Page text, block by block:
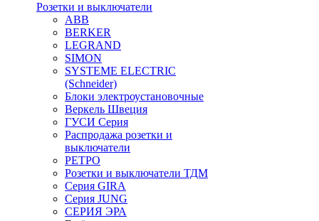
Розетки и выключатели
ABB
BERKER
LEGRAND
SIMON
SYSTEME ELECTRIC
(Schneider)
Блоки электроустановочные
Веркель Швеция
ГУСИ Серия
Распродажа розетки и
выключатели
РЕТРО
Розетки и выключатели ТДМ
Серия GIRA
Серия JUNG
СЕРИЯ ЭРА